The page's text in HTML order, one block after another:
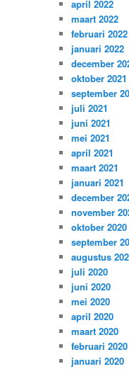
april 2022
maart 2022
februari 2022
januari 2022
december
oktober 2021
september
juli 2021
juni 2021
mei 2021
april 2021
maart 2021
januari 2021
december
november
oktober 2020
september
augustus
juli 2020
juni 2020
mei 2020
april 2020
maart 2020
februari 2020
januari 2020